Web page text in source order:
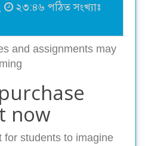
২৩:৪৬ পঠিত সংখ্যাঃ
and assignments may
now
for students to imagine